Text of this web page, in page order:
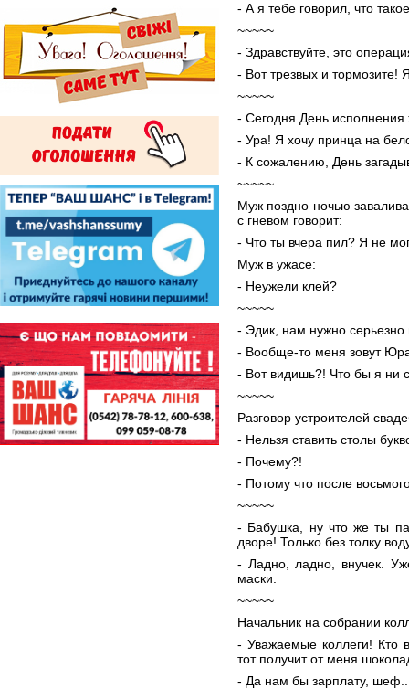
- А я тебе говорил, что
~~~~~
- Здравствуйте, это
- Вот трезвых и тормозите!
~~~~~
- Сегодня День исполнения
- Ура! Я хочу принца на
- К сожалению, День
~~~~~
Муж поздно ночью
с гневом говорит:
- Что ты вчера пил? Я не
Муж в ужасе:
- Неужели клей?
~~~~~
- Эдик, нам нужно серьезно
- Вообще-то меня зовут
- Вот видишь?! Что бы я ни
~~~~~
Разговор устроителей
- Нельзя ставить столы
- Почему?!
- Потому что после
~~~~~
- Бабушка, ну что же ты
дворе! Только без толку
- Ладно, ладно, внучек.
маски.
~~~~~
Начальник на собрании
- Уважаемые коллеги! Кто
тот получит от меня
- Да нам бы зарплату,